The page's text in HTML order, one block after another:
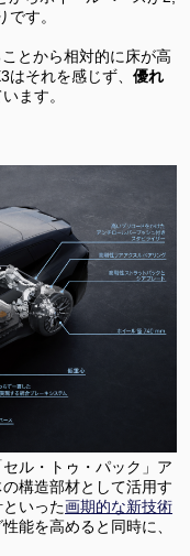
す。
とから相対的に床が高
それを感じず、 優れ
ます。
ル・トゥ・パック」ア
構造部材として活用す
いった画期的な新技術
能を高めると同時に、